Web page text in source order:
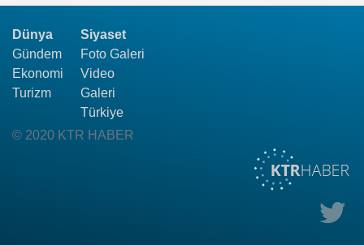
Dünya
Gündem
Ekonomi
Turizm
Siyaset
Foto Galeri
Video
Galeri
Türkiye
© 2020 KTR HABER